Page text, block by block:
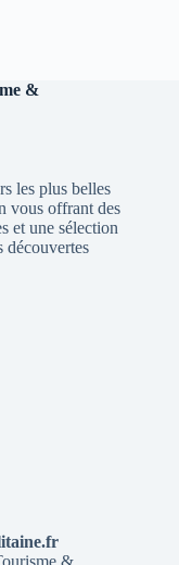
&
les plus belles
vous offrant des
et une sélection
découvertes
&